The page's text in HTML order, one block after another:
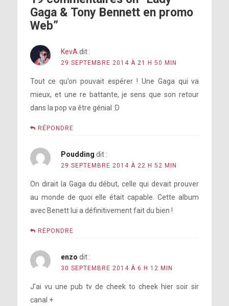
Déclarations de Tony Bennett
Earlier this year it was all about
totally different. Congrats! How is it
going?
new album?
n’avons pas vu ou parlé à Lüc depuis
avait quelque chose qui nous brisait le
aucune différence
Je le chéris pour ce qu’il
la force que nous partageons
something completely different than
what we’ve used to have you doing all
Gaga & Tony Bennett en promo
Web”
KevA dit :
29 SEPTEMBRE 2014 À 21 H 50 MIN
Tout ce qu’on pouvait espérer ! Une Gaga qui va
mieux, et une re battante, je sens que son retour
dans la pop va être génial :D
RÉPONDRE
Poudding dit :
29 SEPTEMBRE 2014 À 22 H 52 MIN
On dirait la Gaga du début, celle qui devait prouver
au monde de quoi elle était capable. Cette album
avec Benett lui a définitivement fait du bien !
RÉPONDRE
enzo dit :
30 SEPTEMBRE 2014 À 6 H 12 MIN
J’ai vu une pub tv de cheek to cheek hier soir sir
canal +